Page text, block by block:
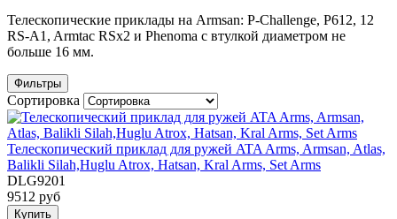
Телескопические приклады на Armsan: P-Challenge, P612, 12
RS-A1, Armtac RSx2 и Phenoma с втулкой диаметром не
больше 16 мм.
Фильтры
Сортировка
Телескопический приклад для ружей ATA Arms, Armsan, Atlas,
Balikli Silah,Huglu Atrox, Hatsan, Kral Arms, Set Arms
DLG9201
9512 руб
Купить